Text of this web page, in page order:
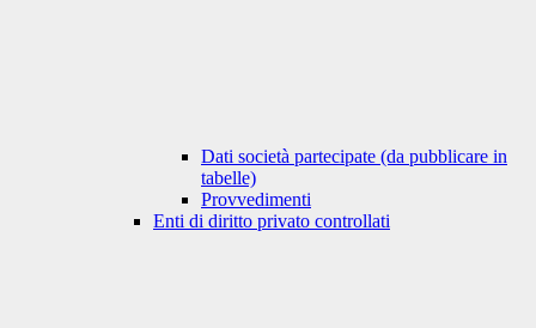
Dati società partecipate (da pubblicare in
tabelle)
Provvedimenti
Enti di diritto privato controllati